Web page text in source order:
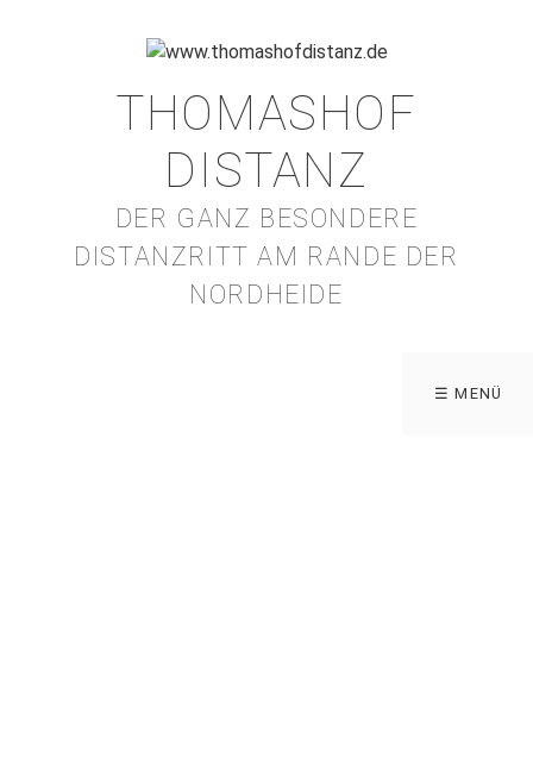
THOMASHOF
DISTANZ
DER GANZ BESONDERE
DISTANZRITT AM RANDE DER
NORDHEIDE
☰ MENÜ